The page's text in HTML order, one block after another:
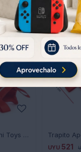
te pueden
Trapito Apego Phi Phi Toys Disney Minnie
UYU 521